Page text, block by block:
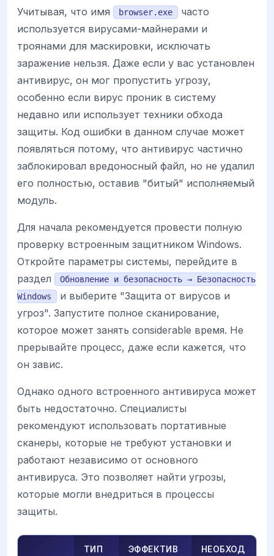
Учитывая, что имя browser.exe
часто
используется вирусами-майнерами и
троянами для маскировки, исключать
заражение нельзя. Даже если у вас установлен
антивирус, он мог пропустить угрозу,
особенно если вирус проник в систему
недавно или использует техники обхода
защиты. Код ошибки в данном случае может
появляться потому, что антивирус частично
заблокировал вредоносный файл, но не удалил
его полностью, оставив "битый" исполняемый
модуль.
Для начала рекомендуется провести полную
проверку встроенным защитником Windows.
Откройте параметры системы, перейдите в
раздел
Обновление и безопасность → Безопасность
Windows
и выберите "Защита от вирусов и
угроз". Запустите полное сканирование,
которое может занять considerable время. Не
прерывайте процесс, даже если кажется, что
он завис.
Однако одного встроенного антивируса может
быть недостаточно. Специалисты
рекомендуют использовать портативные
сканеры, которые не требуют установки и
работают независимо от основного
антивируса. Это позволяет найти угрозы,
которые могли внедриться в процессы
защиты.
ТИП
ЭФФЕКТИВ
НЕОБХОД